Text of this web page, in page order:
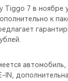
Tiggo 7 в ноябре
к
IN,